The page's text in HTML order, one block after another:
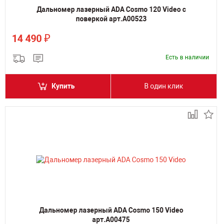
Дальномер лазерный ADA Cosmo 120 Video с
поверкой арт.А00523
14 490 ₽
Есть в наличии
Купить В один клик
Дальномер лазерный ADA Cosmo 150 Video
арт.А00475